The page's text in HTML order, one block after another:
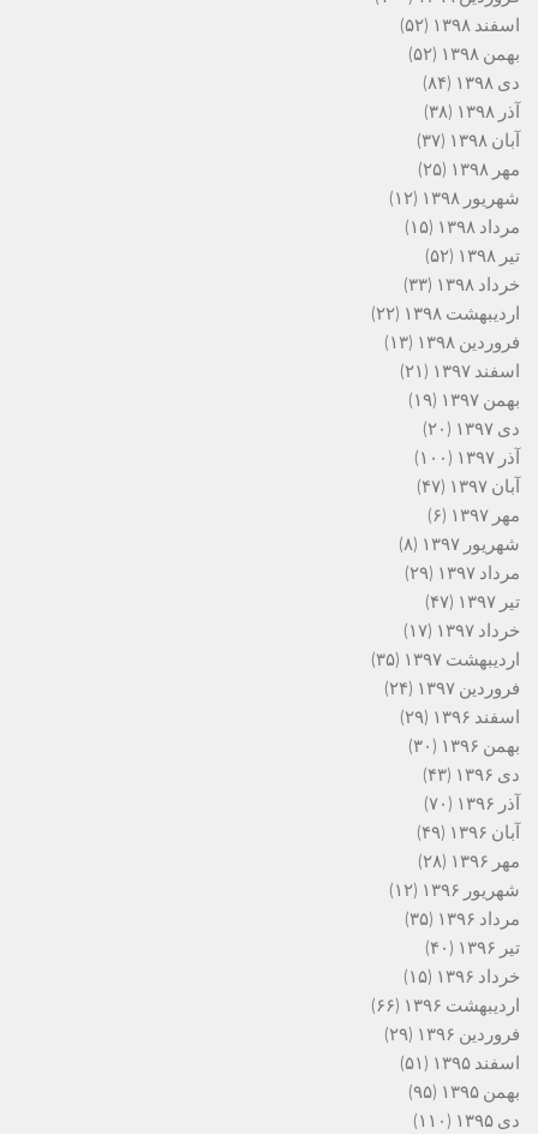
اسفند ۱۳۹۸
(۵۲)
بهمن ۱۳۹۸
(۵۲)
دی ۱۳۹۸
(۸۴)
آذر ۱۳۹۸
(۳۸)
آبان ۱۳۹۸
(۳۷)
مهر ۱۳۹۸
(۲۵)
شهریور ۱۳۹۸
(۱۲)
مرداد ۱۳۹۸
(۱۵)
تیر ۱۳۹۸
(۵۲)
خرداد ۱۳۹۸
(۳۳)
اردیبهشت ۱۳۹۸
(۲۲)
فروردین ۱۳۹۸
(۱۳)
اسفند ۱۳۹۷
(۲۱)
بهمن ۱۳۹۷
(۱۹)
دی ۱۳۹۷
(۲۰)
آذر ۱۳۹۷
(۱۰۰)
آبان ۱۳۹۷
(۴۷)
مهر ۱۳۹۷
(۶)
شهریور ۱۳۹۷
(۸)
مرداد ۱۳۹۷
(۲۹)
تیر ۱۳۹۷
(۴۷)
خرداد ۱۳۹۷
(۱۷)
اردیبهشت ۱۳۹۷
(۳۵)
فروردین ۱۳۹۷
(۲۴)
اسفند ۱۳۹۶
(۲۹)
بهمن ۱۳۹۶
(۳۰)
دی ۱۳۹۶
(۴۳)
آذر ۱۳۹۶
(۷۰)
آبان ۱۳۹۶
(۴۹)
مهر ۱۳۹۶
(۲۸)
شهریور ۱۳۹۶
(۱۲)
مرداد ۱۳۹۶
(۳۵)
تیر ۱۳۹۶
(۴۰)
خرداد ۱۳۹۶
(۱۵)
اردیبهشت ۱۳۹۶
(۶۶)
فروردین ۱۳۹۶
(۲۹)
اسفند ۱۳۹۵
(۵۱)
بهمن ۱۳۹۵
(۹۵)
دی ۱۳۹۵
(۱۱۰)